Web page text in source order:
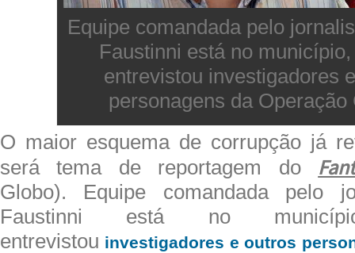
Equipe comandada pelo
Faustinni está no
entrevistou investigadores
personagens da Operação
O maior esquema de corrupção já
será tema de reportagem do
Globo). Equipe comandada pelo
Faustinni está no
entrevistou investigadores e outros